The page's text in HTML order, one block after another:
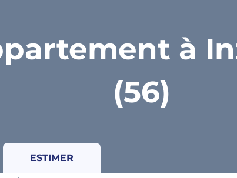
à
(56)
ESTIMER